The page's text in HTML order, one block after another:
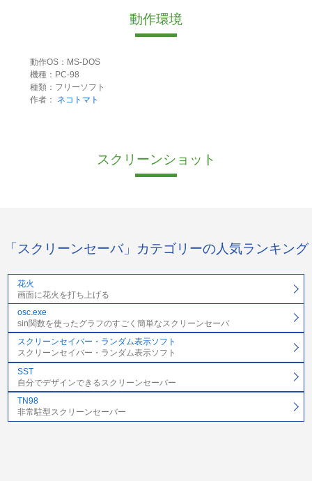
動作環境
動作OS：MS-DOS
機種：PC-98
種類：フリーソフト
作者：
ネコトマト
スクリーンショット
「スクリーンセーバ」カテゴリーの人気ランキング
花火
画面に花火を打ち上げる
osc.exe
sin関数を使ったグラフのすごく簡単なスクリーンセーバ
スクリーンセイバー・ランダム表示ソフト
スクリーンセイバー・ランダム表示ソフト
SST
自分でデザインできるスクリーンセーバー
TN98
非常駐型スクリーンセーバー